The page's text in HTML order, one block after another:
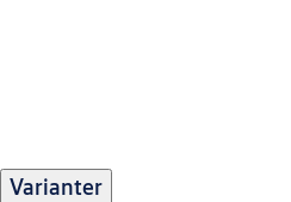
Varianter